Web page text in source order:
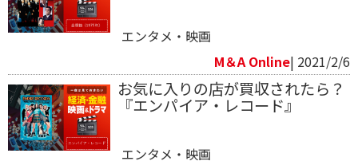
エンタメ・映画
M＆A Online| 2021/2/6
お気に入りの店が買収されたら？
『エンパイア・レコード』
エンタメ・映画